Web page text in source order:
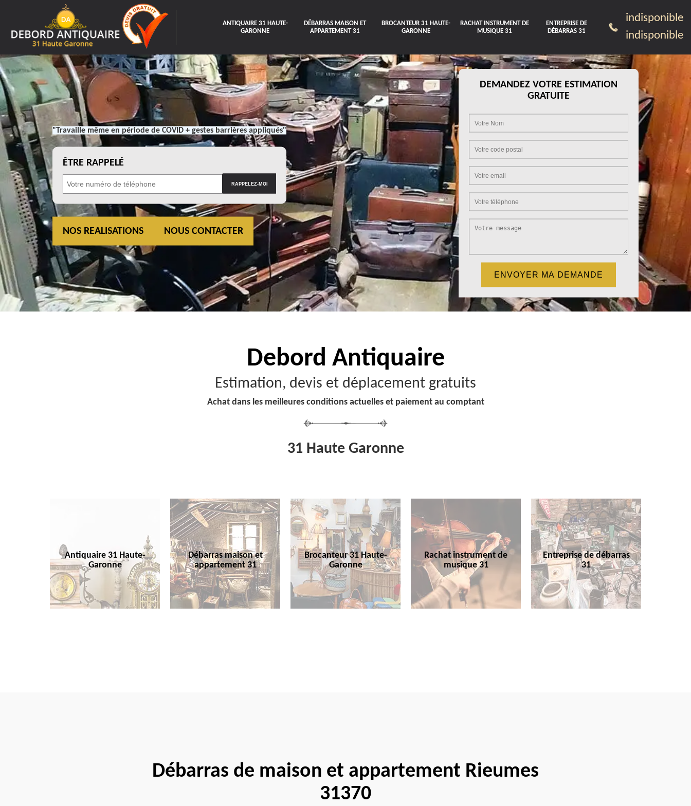
ANTIQUAIRE 31 HAUTE-
GARONNE
DÉBARRAS MAISON ET
APPARTEMENT 31
BROCANTEUR 31 HAUTE-
GARONNE
RACHAT INSTRUMENT DE
MUSIQUE 31
ENTREPRISE DE
DÉBARRAS 31
indisponible
indisponible
"Travaille même en période de COVID + gestes barrières appliqués"
ÊTRE RAPPELÉ
NOS REALISATIONS NOUS CONTACTER
DEMANDEZ VOTRE ESTIMATION
GRATUITE
Debord Antiquaire
Estimation, devis et déplacement gratuits
Achat dans les meilleures conditions actuelles et paiement au comptant
31 Haute Garonne
Antiquaire 31 Haute-
Garonne
Débarras maison et
appartement 31
Brocanteur 31 Haute-
Garonne
Rachat instrument de
musique 31
Entreprise de débarras
31
Débarras de maison et appartement Rieumes
31370